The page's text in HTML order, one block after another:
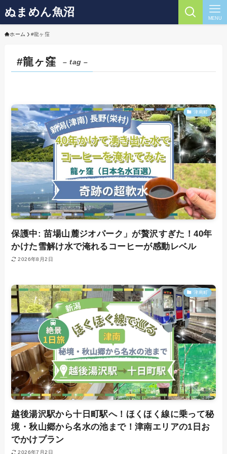
ぬまめん魚沼 MENU
ホーム #龍ヶ窪
#龍ヶ窪 – tag –
津南町
保護中: 苗場山麓ジオパーク」が贅沢すぎた！40年
かけた雪解け水で淹れるコーヒーが感動レベル
2026年8月2日
津南町
越後湯沢駅から十日町駅へ！ほくほく線に乗って秘
境・秋山郷から名水の池まで！津南エリアの1日お
でかけプラン
2026年7月2日